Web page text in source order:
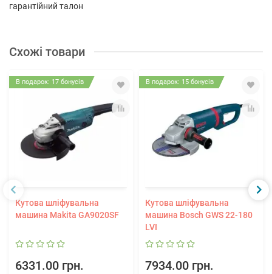
гарантійний талон
Схожі товари
В подарок: 17 бонусів
Кутова шліфувальна
машина Makita GA9020SF
6331.00 грн.
В подарок: 15 бонусів
Кутова шліфувальна
машина Bosch GWS 22-180
LVI
7934.00 грн.